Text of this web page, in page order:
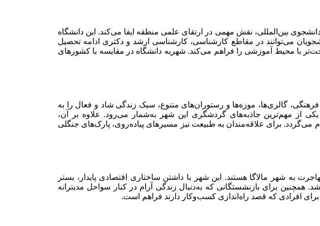
یکی از مهم‌ترین مراکز علمی جنوب اسپانیا است که با بیش از ۴۰ هزار دانشجو، از جمله ۶ هزار دانشجوی بین‌المللی، نقش مهمی در ارتقای علمی منطقه ایفا می‌کند. این دانشگاه
می‌توانند در مقاطع کارشناسی، کارشناسی ارشد و دکتری ادامه تحصیل
با محیط آموزشی را فراهم می‌کند. شهریه دانشگاه در مقایسه با کشورهای
گالری‌ها، موزه‌ها و رستوران‌های متنوع، سبک زندگی شاد و فعال را به
از مهم‌ترین جاذبه‌های گردشگری این شهر به‌شمار می‌رود. علاوه بر آن،
برای علاقه‌مندان به طبیعت نیز مسیرهای پیاده‌روی، پارک‌های جنگلی
به شهر مالاگا هستند. این شهر با داشتن ساختاری اقتصادی پایدار، بستر
همچنین برای بازنشستگانی که به‌دنبال زندگی آرام در کنار سواحل مدیترانه
برای افرادی که قصد راه‌اندازی کسب‌وکار دارند فراهم است.